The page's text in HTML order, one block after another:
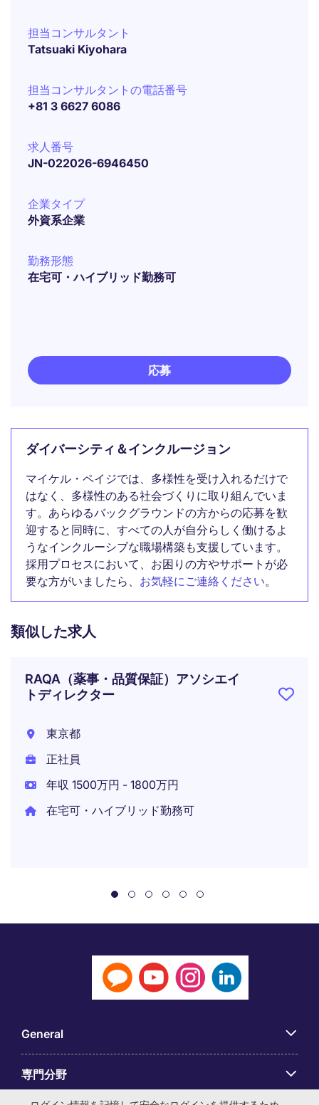
担当コンサルタント
Tatsuaki Kiyohara
担当コンサルタントの電話番号
+81 3 6627 6086
求人番号
JN-022026-6946450
企業タイプ
外資系企業
勤務形態
在宅可・ハイブリッド勤務可
応募
ダイバーシティ＆インクルージョン
マイケル・ペイジでは、多様性を受け入れるだけで
はなく、多様性のある社会づくりに取り組んでいま
す。あらゆるバックグラウンドの方からの応募を歓
迎すると同時に、すべての人が自分らしく働けるよ
うなインクルーシブな職場構築も支援しています。
採用プロセスにおいて、お困りの方やサポートが必
要な方がいましたら、 お気軽にご連絡ください。
類似した求人
RAQA（薬事・品質保証）アソシエイ
トディレクター
東京都
正社員
年収 1500万円 - 1800万円
在宅可・ハイブリッド勤務可
General
専門分野